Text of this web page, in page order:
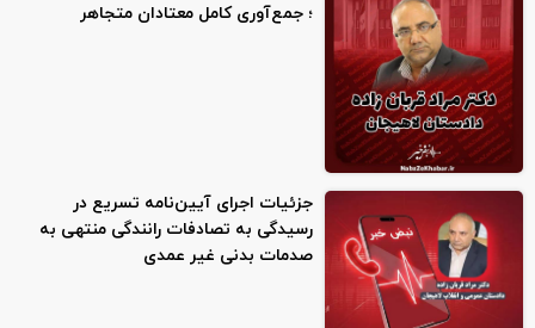
؛ جمع‌آوری کامل معتادان متجاهر
جزئیات اجرای آیین‌نامه تسریع در
رسیدگی به تصادفات رانندگی منتهی به
صدمات بدنی غیر عمدی